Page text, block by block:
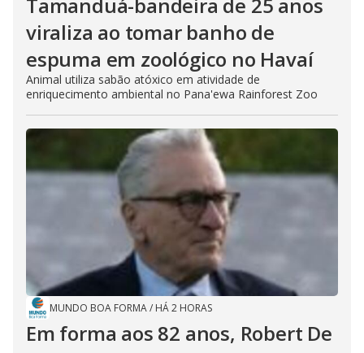
viraliza ao tomar banho de
espuma em zoológico no Havaí
Animal utiliza sabão atóxico em atividade de
enriquecimento ambiental no Pana'ewa Rainforest Zoo
MUNDO BOA FORMA/ HÁ 2 HORAS
Em forma aos 82 anos, Robert De